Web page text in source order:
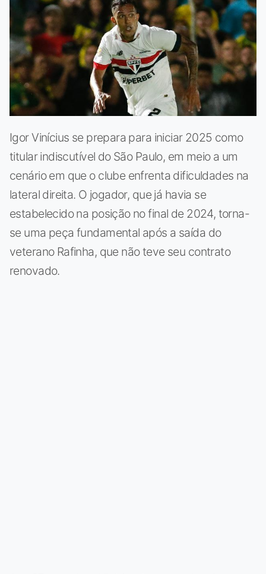
Igor Vinícius se prepara para iniciar 2025 como
titular indiscutível do São Paulo, em meio a um
cenário em que o clube enfrenta dificuldades na
lateral direita. O jogador, que já havia se
estabelecido na posição no final de 2024, torna-
se uma peça fundamental após a saída do
veterano Rafinha, que não teve seu contrato
renovado.